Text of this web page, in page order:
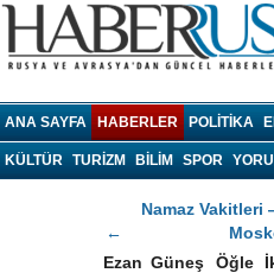
ANA SAYFA HABERLER POLITIKA
KÜLTÜR TURIZM BILIM SPOR
Namaz Vakitleri
←
Ezan Güneş Öğle